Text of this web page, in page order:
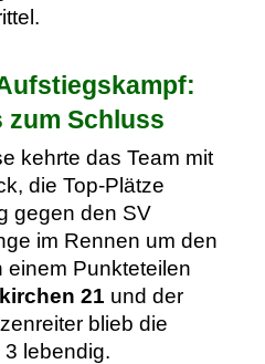
zum Schluss
kehrte das Team mit
die Top-Plätze
gegen den SV
im Rennen um den
einem Punkteteilen
21 und der
blieb die
3 lebendig.